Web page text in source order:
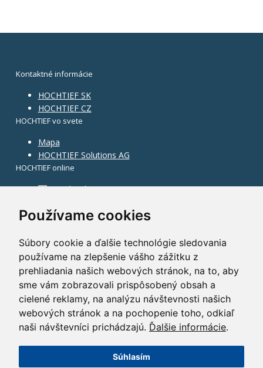
Používame cookies
Súbory cookie a ďalšie technológie sledovania
používame na zlepšenie vášho zážitku z
prehliadania našich webových stránok, na to, aby
sme vám zobrazovali prispôsobený obsah a
cielené reklamy, na analýzu návštevnosti našich
webových stránok a na pochopenie toho, odkiaľ
naši návštevníci prichádzajú. Ďalšie informácie.
Súhlasím
Kontaktné informácie
HOCHTIEF SK
HOCHTIEF CZ
HOCHTIEF vo svete
Mapa
HOCHTIEF Solutions AG
HOCHTIEF online
Facebook
©2014 HOCHTIEF CZ a. s.